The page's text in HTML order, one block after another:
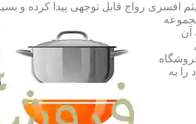
رواج قابل توجهی پیدا کرده و
آن
را به